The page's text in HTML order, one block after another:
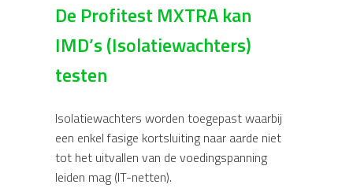
De Profitest MXTRA kan
IMD’s (Isolatiewachters)
testen
Isolatiewachters worden toegepast waarbij
een enkel fasige kortsluiting naar aarde niet
tot het uitvallen van de voedingspanning
leiden mag (IT-netten).